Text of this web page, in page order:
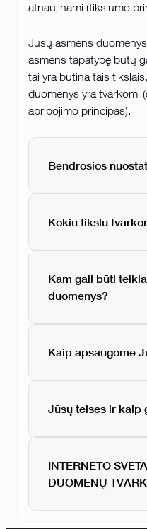
atnaujinami (tikslumo
Jūsų asmens
asmens tapatybę būtų
tai yra būtina tais
duomenys yra tvarkomi
apribojimo principas).
Bendrosios
Kokiu tikslu
Kam gali būti
duomenys?
Kaip apsaugome
Jūsų teises ir kaip
INTERNETO
DUOMENŲ